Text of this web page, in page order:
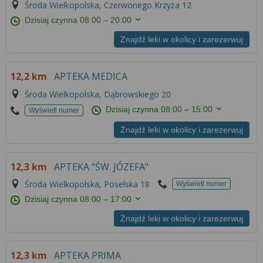
Środa Wielkopolska, Czerwonego Krzyża 12
Dzisiaj czynna08:00 – 20:00
Znajdź leki w okolicy i zarezerwuj
12,2 km APTEKA MEDICA
Środa Wielkopolska, Dąbrowskiego 20
Wyświetl numer Dzisiaj czynna08:00 – 15:00
Znajdź leki w okolicy i zarezerwuj
12,3 km APTEKA "ŚW. JÓZEFA"
Środa Wielkopolska, Poselska 18 Wyświetl numer
Dzisiaj czynna08:00 – 17:00
Znajdź leki w okolicy i zarezerwuj
12,3 km APTEKA PRIMA